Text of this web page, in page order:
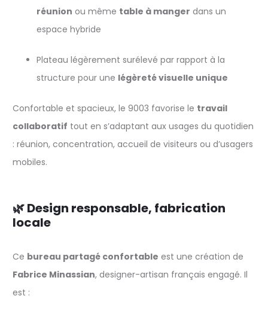
réunion ou même table à manger dans un
espace hybride
Plateau légèrement surélevé par rapport à la
structure pour une légèreté visuelle unique
Confortable et spacieux, le 9003 favorise le travail
collaboratif tout en s’adaptant aux usages du quotidien
: réunion, concentration, accueil de visiteurs ou d’usagers
mobiles.
🌿 Design responsable, fabrication
locale
Ce bureau partagé confortable est une création de
Fabrice Minassian, designer-artisan français engagé. Il
est :